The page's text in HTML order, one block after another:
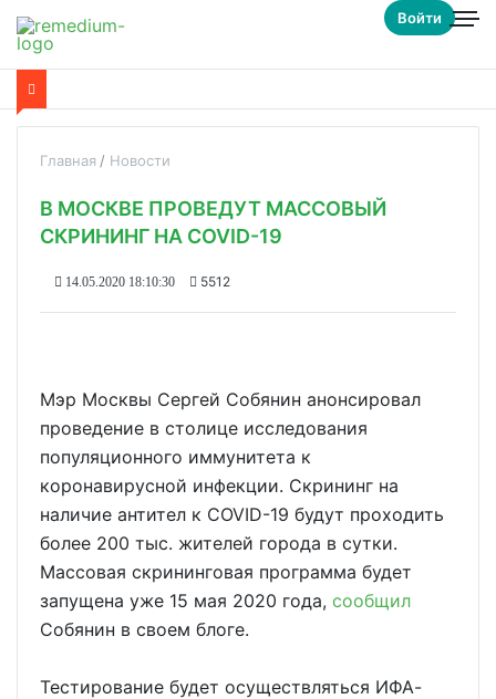
Войти
Главная Новости
В МОСКВЕ ПРОВЕДУТ МАССОВЫЙ
СКРИНИНГ НА COVID-19
14.05.2020 18:10:30 5512
Мэр Москвы Сергей Собянин анонсировал
проведение в столице исследования
популяционного иммунитета к
коронавирусной инфекции. Скрининг на
наличие антител к COVID-19 будут проходить
более 200 тыс. жителей города в сутки.
Массовая скрининговая программа будет
запущена уже 15 мая 2020 года, сообщил
Собянин в своем блоге.
Тестирование будет осуществляться ИФА-